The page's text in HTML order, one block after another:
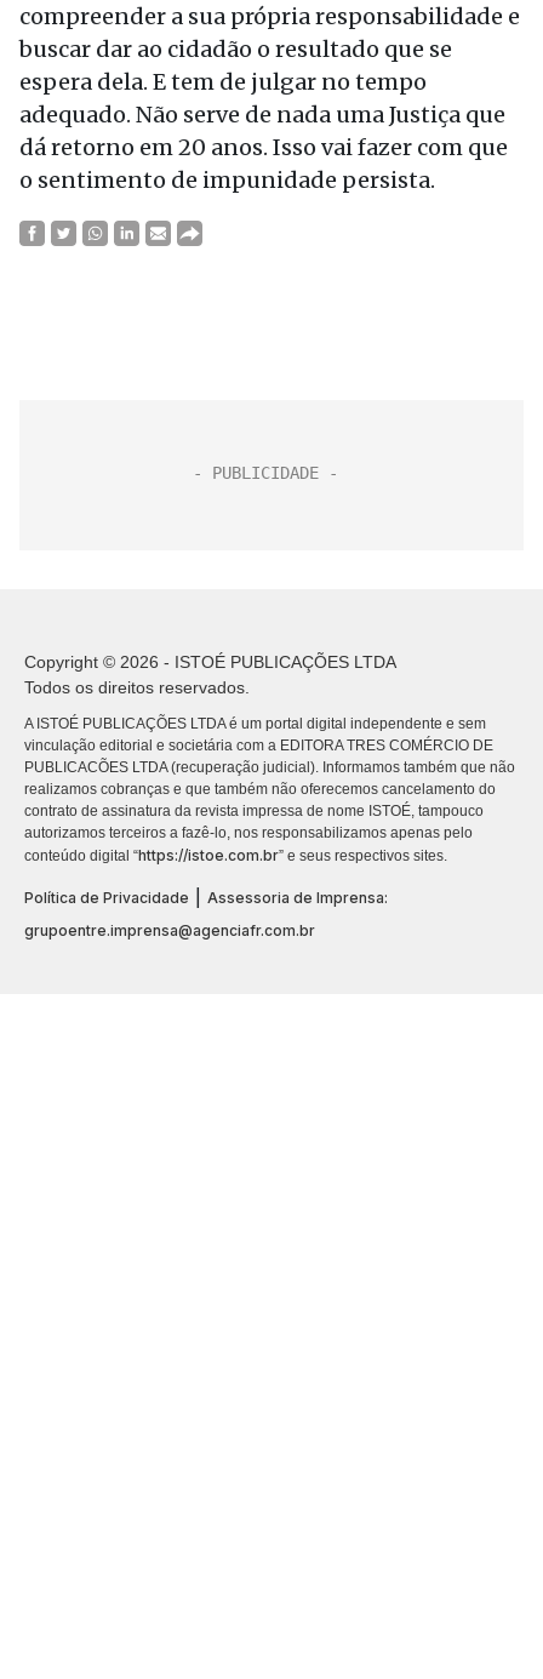
compreender a sua própria responsabilidade e
buscar dar ao cidadão o resultado que se
espera dela. E tem de julgar no tempo
adequado. Não serve de nada uma Justiça que
dá retorno em 20 anos. Isso vai fazer com que
o sentimento de impunidade persista.
Copyright © 2026 - ISTOÉ PUBLICAÇÕES LTDA
Todos os direitos reservados.
A ISTOÉ PUBLICAÇÕES LTDA é um portal digital independente e sem
vinculação editorial e societária com a EDITORA TRES COMÉRCIO DE
PUBLICACÕES LTDA (recuperação judicial). Informamos também que não
realizamos cobranças e que também não oferecemos cancelamento do
contrato de assinatura da revista impressa de nome ISTOÉ, tampouco
autorizamos terceiros a fazê-lo, nos responsabilizamos apenas pelo
conteúdo digital “https://istoe.com.br” e seus respectivos sites.
Política de Privacidade
Assessoria de Imprensa:
grupoentre.imprensa@agenciafr.com.br